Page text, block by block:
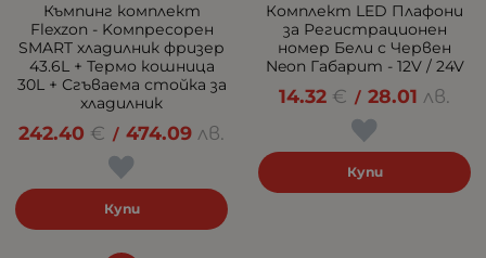
Къмпинг комплект
Flexzon - Kомпресорен
SMART хладилник фризер
43.6L + Термо кошница
30L + Сгъваема стойка за
хладилник
242.40 € / 474.09 лв.
Купи
Комплект LED Плафони
за Регистрационен
номер Бели с Червен
Neon Габарит - 12V / 24V
14.32 € / 28.01 лв.
Купи